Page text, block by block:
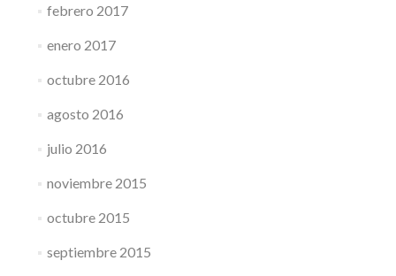
febrero 2017
enero 2017
octubre 2016
agosto 2016
julio 2016
noviembre 2015
octubre 2015
septiembre 2015